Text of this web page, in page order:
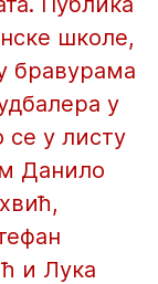
школе,
бравурама
у
се у листу
Данило
и Лука